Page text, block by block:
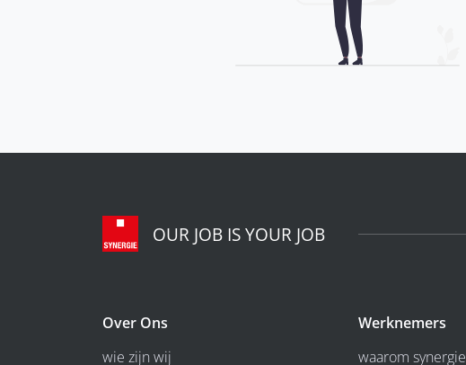
OUR JOB IS YOUR JOB
Over Ons
wie zijn wij
Werknemers
waarom synergie